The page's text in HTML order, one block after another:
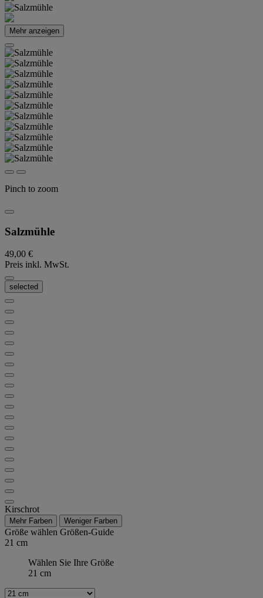
Mehr anzeigen
Pinch to zoom
Salzmühle
49,00 €
Preis inkl. MwSt.
selected
Kirschrot
Mehr Farben Weniger Farben
Größe wählen Größen-Guide
21 cm
Wählen Sie Ihre Größe
21 cm